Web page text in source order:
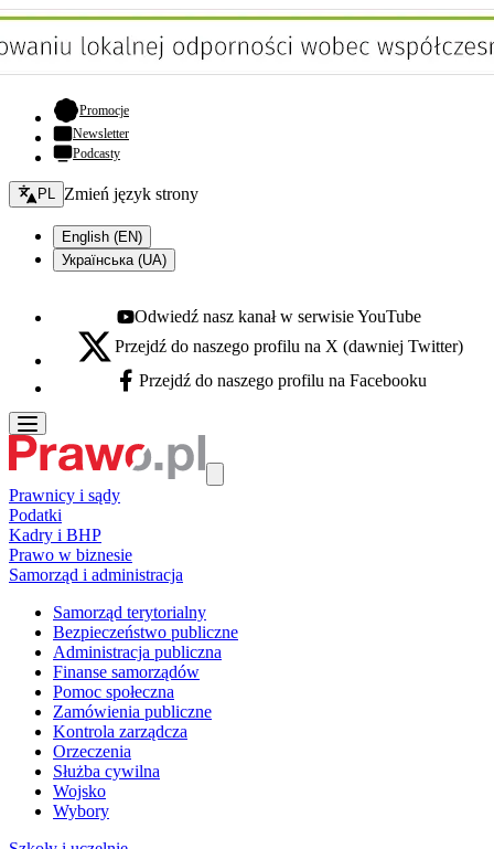
Promocje- otwiera się w nowej karcie
Newsletter
Podcasty
Zmień język - bieżący:
PL Zmień język strony
English (EN)
Українська (UA)
Youtube - otwiera się w nowej karcie
Odwiedź nasz kanał w serwisie YouTube
X - otwiera się w nowej karcie
Przejdź do naszego profilu na X (dawniej Twitter)
Facebook - otwiera się w nowej karcie
Przejdź do naszego profilu na Facebooku
Prawnicy i sądy
Podatki
Kadry i BHP
Prawo w biznesie
Samorząd i administracja
Samorząd terytorialny
Bezpieczeństwo publiczne
Administracja publiczna
Finanse samorządów
Pomoc społeczna
Zamówienia publiczne
Kontrola zarządcza
Orzeczenia
Służba cywilna
Wojsko
Wybory